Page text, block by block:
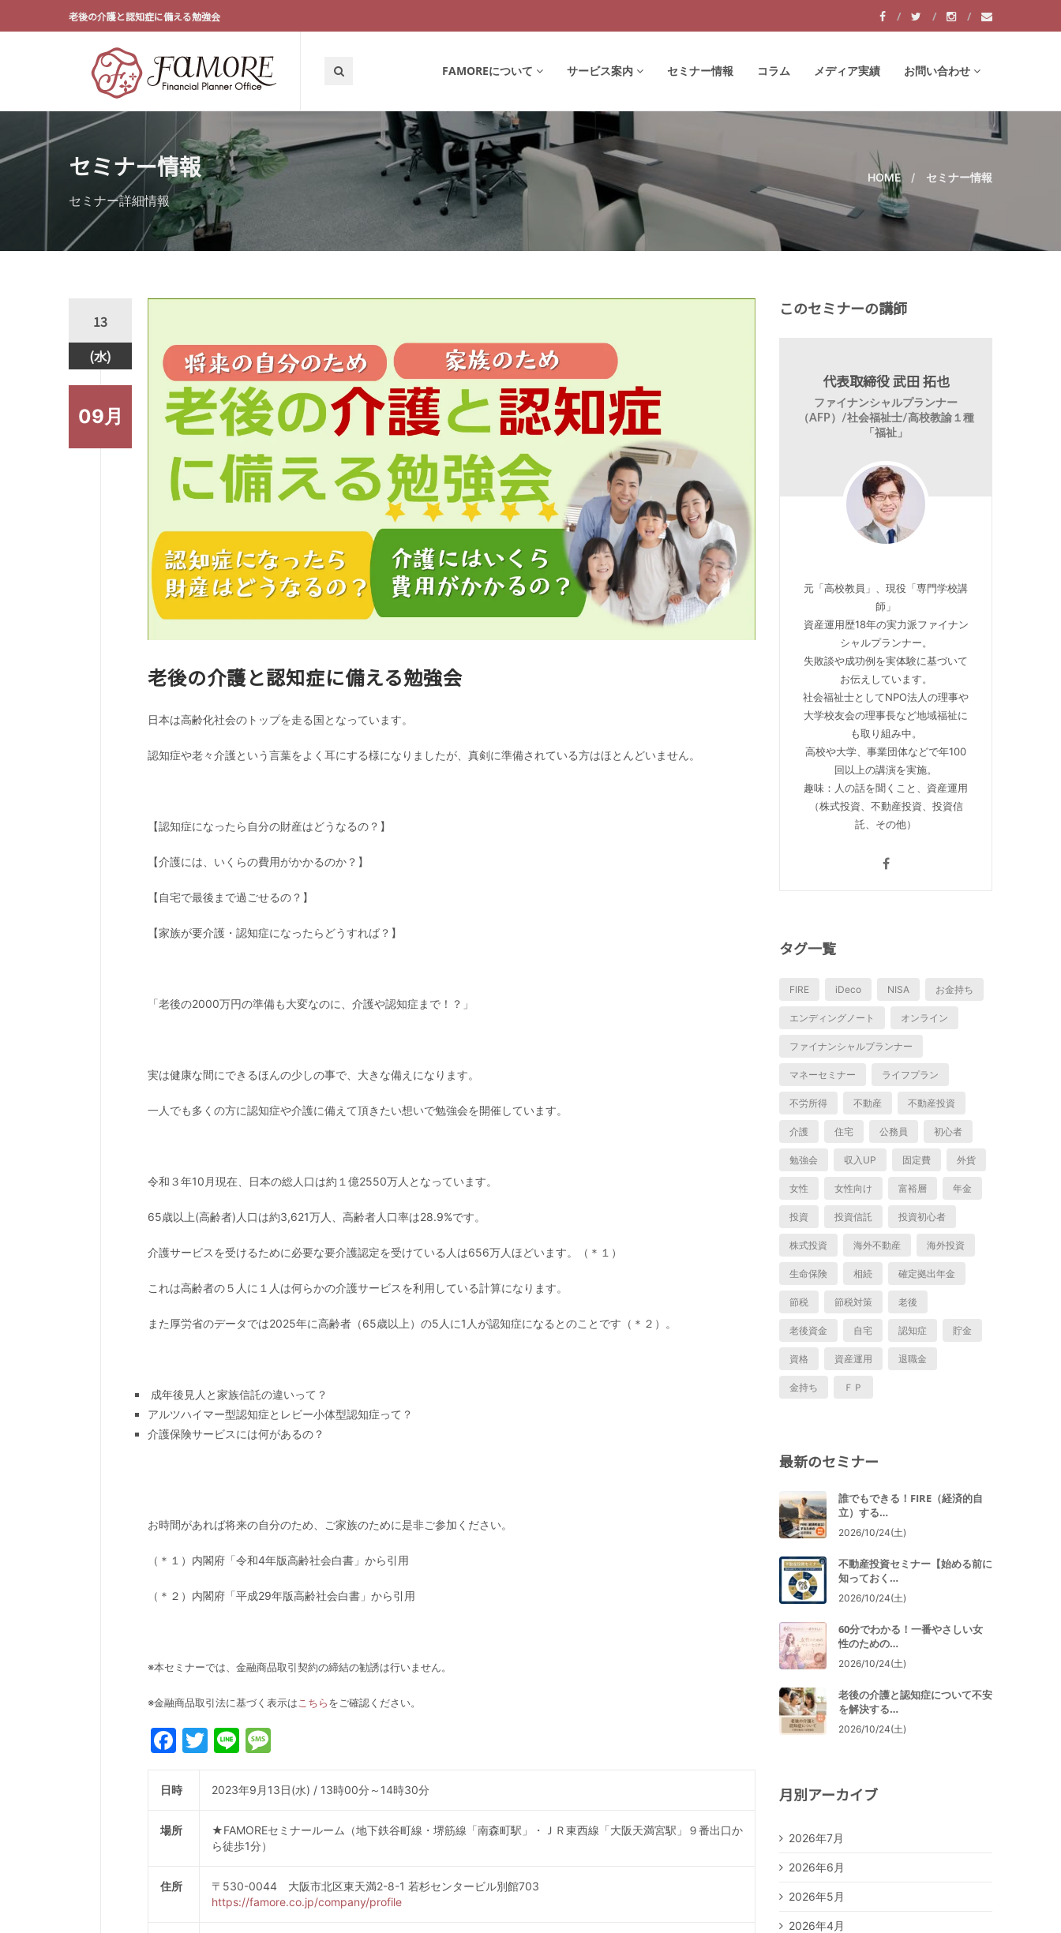
老後の介護と認知症に備える勉強会
FAMOREについて サービス案内 セミナー情報 コラム メディア実績 お問い合わせ
セミナー情報
セミナー詳細情報
HOME セミナー情報
13
(水)
09月
老後の介護と認知症に備える勉強会
日本は高齢化社会のトップを走る国となっています。
認知症や老々介護という言葉をよく耳にする様になりましたが、真剣に準備されている方はほとんどいません。
【認知症になったら自分の財産はどうなるの？】
【介護には、いくらの費用がかかるのか？】
【自宅で最後まで過ごせるの？】
【家族が要介護・認知症になったらどうすれば？】
「老後の2000万円の準備も大変なのに、介護や認知症まで！？」
実は健康な間にできるほんの少しの事で、大きな備えになります。
一人でも多くの方に認知症や介護に備えて頂きたい想いで勉強会を開催しています。
令和３年10月現在、日本の総人口は約１億2550万人となっています。
65歳以上(高齢者)人口は約3,621万人、高齢者人口率は28.9%です。
介護サービスを受けるために必要な要介護認定を受けている人は656万人ほどいます。（＊１）
これは高齢者の５人に１人は何らかの介護サービスを利用している計算になります。
また厚労省のデータでは2025年に高齢者（65歳以上）の5人に1人が認知症になるとのことです（＊２）。
成年後見人と家族信託の違いって？
アルツハイマー型認知症とレビー小体型認知症って？
介護保険サービスには何があるの？
お時間があれば将来の自分のため、ご家族のために是非ご参加ください。
（＊１）内閣府「令和4年版高齢社会白書」から引用
（＊２）内閣府「平成29年版高齢社会白書」から引用
※本セミナーでは、金融商品取引契約の締結の勧誘は行いません。
※金融商品取引法に基づく表示は こちらをご確認ください。
Facebook
Twitter
Line
日時 2023年9月13日(水) / 13時00分～14時30分
場所
★FAMOREセミナールーム（地下鉄谷町線・堺筋線「南森町駅」・ＪＲ東西線「大阪天満宮駅」９番出口か
ら徒歩1分）
住所
〒530-0044 大阪市北区東天満2-8-1 若杉センタービル別館703
https://famore.co.jp/company/profile
このセミナーの講師
代表取締役 武田 拓也
ファイナンシャルプランナー
（AFP）/社会福祉士/高校教諭１種
「福祉」
元「高校教員」、現役「専門学校講
師」
資産運用歴18年の実力派ファイナン
シャルプランナー。
失敗談や成功例を実体験に基づいて
お伝えしています。
社会福祉士としてNPO法人の理事や
大学校友会の理事長など地域福祉に
も取り組み中。
高校や大学、事業団体などで年100
回以上の講演を実施。
趣味：人の話を聞くこと、資産運用
（株式投資、不動産投資、投資信
託、その他）
タグ一覧
FIRE iDeco NISA お金持ち
エンディングノート オンライン
ファイナンシャルプランナー
マネーセミナー ライフプラン
不労所得 不動産 不動産投資
介護 住宅 公務員 初心者
勉強会 収入UP 固定費 外貨
女性 女性向け 富裕層 年金
投資 投資信託 投資初心者
株式投資 海外不動産 海外投資
生命保険 相続 確定拠出年金
節税 節税対策 老後
老後資金 自宅 認知症 貯金
資格 資産運用 退職金
金持ち ＦＰ
最新のセミナー
誰でもできる！FIRE（経済的自
立）する…
2026/10/24(土)
不動産投資セミナー【始める前に
知っておく…
2026/10/24(土)
60分でわかる！一番やさしい女
性のための…
2026/10/24(土)
老後の介護と認知症について不安
を解決する…
2026/10/24(土)
月別アーカイブ
2026年7月
2026年6月
2026年5月
2026年4月